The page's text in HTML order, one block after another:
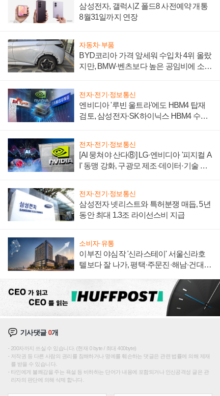
삼성전자, 갤럭시Z 폴드8 사전예약 개통
8월31일까지 연장
자동차·부품
BYD코리아 가격 앞세워 수입차 4위 올랐
지만, BMW·벤츠보다 높은 공임비에 소비
전자·전기·정보통신
엔비디아 '루빈 울트라'에도 HBM4 탑재
검토, 삼성전자·SK하이닉스 HBM4 수율
전자·전기·정보통신
[AI 뭉쳐야 산다⑧] LG·엔비디아 '피지컬 A
I' 동맹 강화, 구광모 제조·데이터·기술 결
전자·전기·정보통신
삼성전자 넷리스트와 특허분쟁 매듭, 5년
동안 최대 1.3조 라이선스비 지급
소비자·유통
이부진 야심작 '신라스테이' 서울신라호
텔보다 잘 나가, 평택·주문진·해남·건대로
기사댓글0개
200자까지 쓰실 수 있습니다. (현재 0 byte / 최대 400byte)
저작권 등 다른 사람의 권리를 침해하거나 명예를 훼손하는 댓글은 관련 법률에 의해 제재
를 받을 수 있습니다.
타인에게 불쾌감을 주는 욕설 등 비하하는 단어가 내용에 포함되거나 인신공격성 글은 관
리자의 판단에 의해 삭제 합니다.